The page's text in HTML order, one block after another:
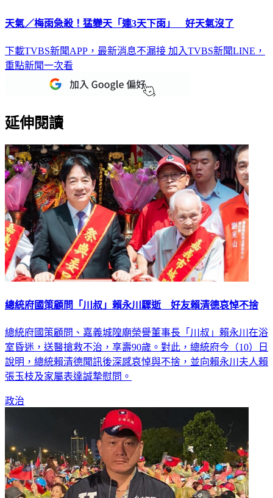
天氣／梅雨急殺！猛變天「連3天下雨」 好天氣沒了
下載TVBS新聞APP，最新消息不漏接 加入TVBS新聞LINE，
重點新聞一次看
延伸閱讀
總統府國策顧問「川叔」賴永川驟逝 好友賴清德哀悼不捨
總統府國策顧問、嘉義城隍廟榮譽董事長「川叔」賴永川在浴
室昏迷，送醫搶救不治，享壽90歲。對此，總統府今（10）日
說明，總統賴清德聞訊後深感哀悼與不捨，並向賴永川夫人賴
張玉枝及家屬表達誠摯慰問。
政治